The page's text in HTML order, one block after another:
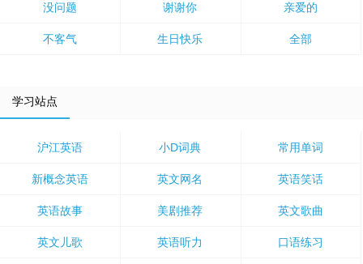
没问题 谢谢你 亲爱的
不客气 生日快乐 全部
学习站点
沪江英语 小D词典 常用单词
新概念英语 英文网名 英语笑话
英语故事 美剧推荐 英文歌曲
英文儿歌 英语听力 口语练习